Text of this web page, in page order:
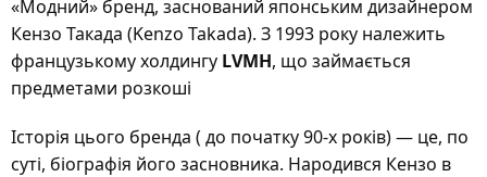
«Модний» бренд, заснований японським дизайнером
Кензо Такада (Kenzo Takada). З 1993 року належить
французькому холдингу LVMH, що займається
предметами розкоші
Історія цього бренда ( до початку 90-х років) — це, по
суті, біографія його засновника. Народився Кензо в